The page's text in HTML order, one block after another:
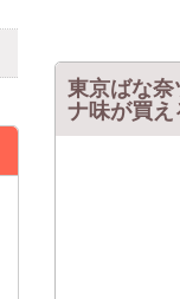
東京ばな
ナ味が買え